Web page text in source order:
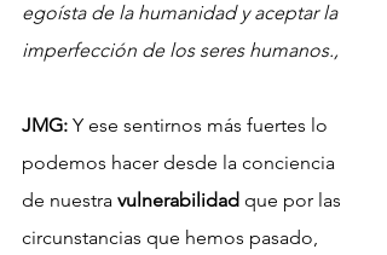
egoísta de la humanidad y aceptar la
imperfección de los seres humanos.,
JMG: Y ese sentirnos más fuertes lo
podemos hacer desde la conciencia
de nuestra vulnerabilidad que por las
circunstancias que hemos pasado,